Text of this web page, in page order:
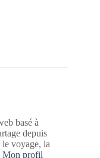
basé à
depuis
voyage, la
Mon profil